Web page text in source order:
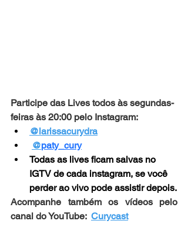
Participe das Lives todos às segundas-
feiras às 20:00 pelo Instagram:
@larissacurydra
@paty_cury
Todas as lives ficam salvas no
IGTV de cada instagram, se você
perder ao vivo pode assistir depois.
Acompanhe também os vídeos pelo
canal do YouTube: Curycast